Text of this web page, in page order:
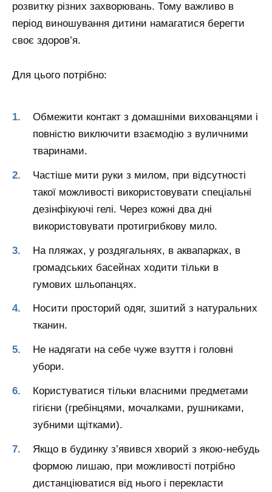
розвитку різних захворювань. Тому важливо в
період виношування дитини намагатися берегти
своє здоров’я.
Для цього потрібно:
Обмежити контакт з домашніми вихованцями і
повністю виключити взаємодію з вуличними
тваринами.
Частіше мити руки з милом, при відсутності
такої можливості використовувати спеціальні
дезінфікуючі гелі. Через кожні два дні
використовувати протигрибкову мило.
На пляжах, у роздягальнях, в аквапарках, в
громадських басейнах ходити тільки в
гумових шльопанцях.
Носити просторий одяг, зшитий з натуральних
тканин.
Не надягати на себе чуже взуття і головні
убори.
Користуватися тільки власними предметами
гігієни (гребінцями, мочалками, рушниками,
зубними щітками).
Якщо в будинку з’явився хворий з якою-небудь
формою лишаю, при можливості потрібно
дистанціюватися від нього і перекласти